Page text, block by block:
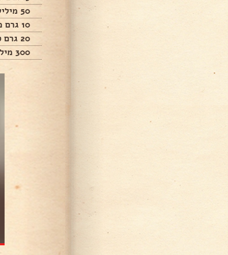
50 מיליליטר שמן זית
10 גרם מלח
20 גרם סוכר
300 מיליליטר מים פושרים